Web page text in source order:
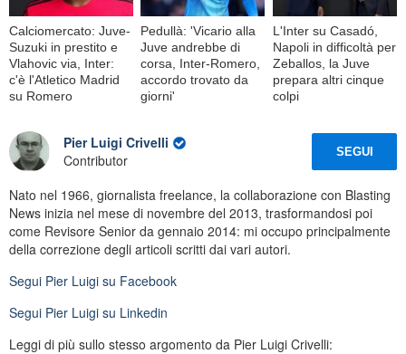
Calciomercato: Juve-
Suzuki in prestito e
Vlahovic via, Inter:
c'è l'Atletico Madrid
su Romero
Pedullà: 'Vicario alla
Juve andrebbe di
corsa, Inter-Romero,
accordo trovato da
giorni'
L'Inter su Casadó,
Napoli in difficoltà per
Zeballos, la Juve
prepara altri cinque
colpi
Pier Luigi Crivelli
Contributor
SEGUI
Nato nel 1966, giornalista freelance, la collaborazione con Blasting
News inizia nel mese di novembre del 2013, trasformandosi poi
come Revisore Senior da gennaio 2014: mi occupo principalmente
della correzione degli articoli scritti dai vari autori.
Segui Pier Luigi su Facebook
Segui Pier Luigi su Linkedin
Leggi di più sullo stesso argomento da Pier Luigi Crivelli: